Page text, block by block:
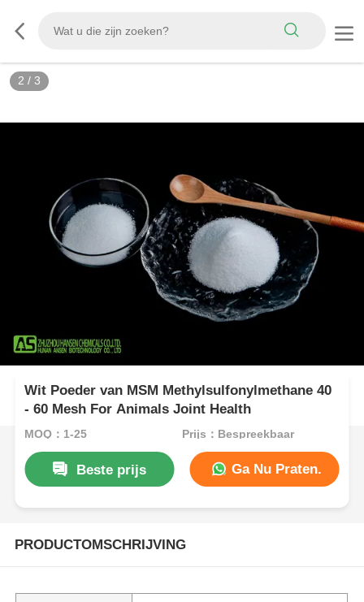
2 / 3
Wit Poeder van MSM Methylsulfonylmethane 40
- 60 Mesh For Animals Joint Health
MOQ：1-25 Prijs：Bespreekbaar
Beste prijs Ga Nu Praten.
PRODUCTOMSCHRIJVING